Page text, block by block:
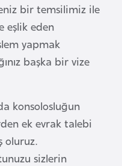
bir temsilimiz ile
eşlik eden
yapmak
başka bir vize
konsolosluğun
ek evrak talebi
oluruz.
sizlerin